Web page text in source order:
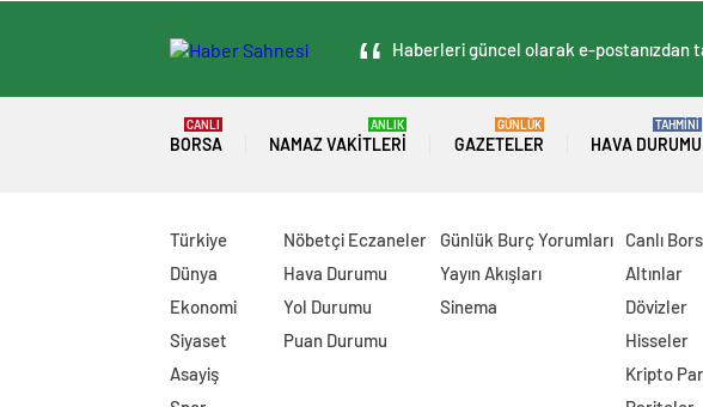
Haberleri güncel olarak e-postanızdan
BORSA
CANLI
NAMAZ VAKITLERI
ANLIK
GAZETELER
GÜNLÜK
HAVA DURUMU
TAHMİNİ
Türkiye
Dünya
Ekonomi
Siyaset
Asayiş
Nöbetçi Eczaneler
Hava Durumu
Yol Durumu
Puan Durumu
Günlük Burç Yorumları
Yayın Akışları
Sinema
Canlı
Altınlar
Dövizler
Hisseler
Kripto